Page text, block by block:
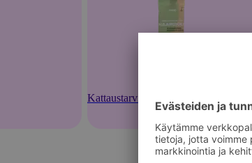
Kattaustarvikkeet ja kertakäyttökattaus